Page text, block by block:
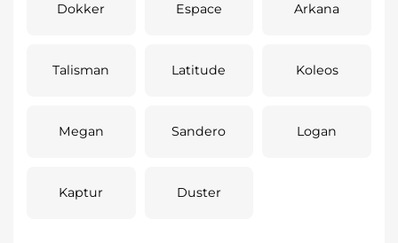
Dokker Espace Arkana
Talisman Latitude Koleos
Megan Sandero Logan
Kaptur Duster